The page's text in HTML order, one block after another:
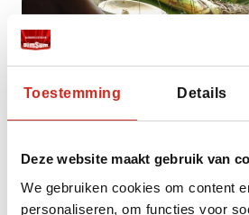
Toestemming Details
Deze website maakt gebruik van
We gebruiken cookies om content
personaliseren, om functies voor
Voordat u naar Bangladesh
houden. Om in Bangladesh